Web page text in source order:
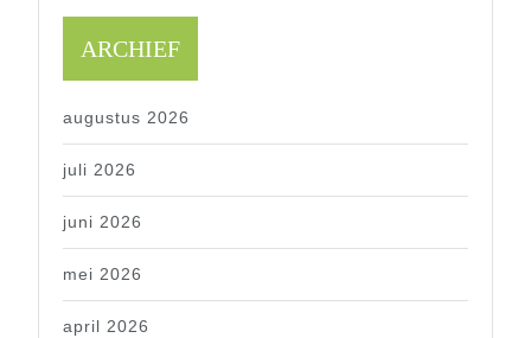
ARCHIEF
augustus 2026
juli 2026
juni 2026
mei 2026
april 2026